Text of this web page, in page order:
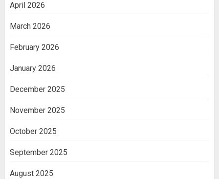
April 2026
March 2026
February 2026
January 2026
December 2025
November 2025
October 2025
September 2025
August 2025